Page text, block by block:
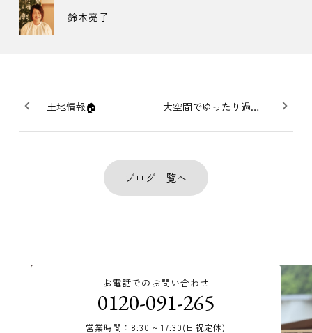
鈴木亮子
土地情報🏠 大空間でゆったり過ごせる家【施工実例】
ブログ一覧へ
お電話でのお問い合わせ
0120-091-265
営業時間：8:30 ~ 17:30(日祝定休)